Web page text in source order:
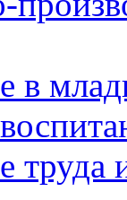
в
труда